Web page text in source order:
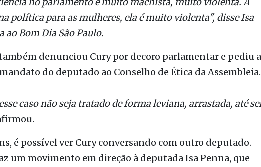
lugar, [me senti] violada, as minhas prerrogativas
Enquanto mulher, não é a primeira vez que passo
no parlamento é muito machista, muito violenta. A
política para as mulheres, ela é muito violenta", disse Isa
ao Bom Dia São Paulo.
mandato do deputado ao Conselho de Ética da Assembleia.
caso não seja tratado de forma leviana, arrastada, até ser